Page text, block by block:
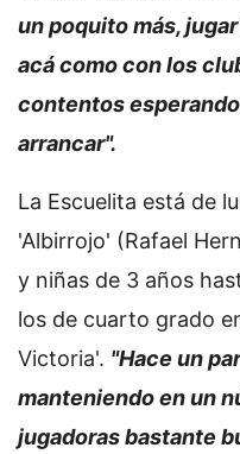
un poquito más,
acá como con los
contentos
arrancar".
La Escuelita está de
'Albirrojo' (Rafael
y niñas de 3 años
los de cuarto grado
Victoria'. "Hace un
manteniendo en un
jugadoras bastante